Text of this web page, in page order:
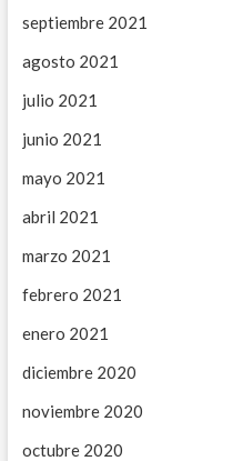
septiembre 2021
agosto 2021
julio 2021
junio 2021
mayo 2021
abril 2021
marzo 2021
febrero 2021
enero 2021
diciembre 2020
noviembre 2020
octubre 2020